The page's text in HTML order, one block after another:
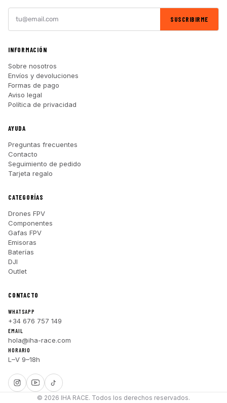
SUSCRIBIRME
INFORMACIÓN
Sobre nosotros
Envíos y devoluciones
Formas de pago
Aviso legal
Política de privacidad
AYUDA
Preguntas frecuentes
Contacto
Seguimiento de pedido
Tarjeta regalo
CATEGORÍAS
Drones FPV
Componentes
Gafas FPV
Emisoras
Baterías
DJI
Outlet
CONTACTO
WHATSAPP
+34 676 757 149
EMAIL
hola@iha-race.com
HORARIO
L–V 9–18h
© 2026 IHA RACE. Todos los derechos reservados.